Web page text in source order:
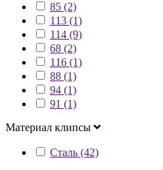
85 (2)
113 (1)
114 (9)
68 (2)
116 (1)
88 (1)
94 (1)
91 (1)
Материал клипсы
Сталь (42)